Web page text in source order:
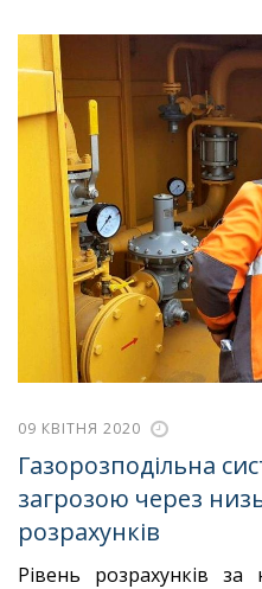
09 КВІТНЯ 2020
Газорозподільна
загрозою через
розрахунків
Рівень розрахунків за